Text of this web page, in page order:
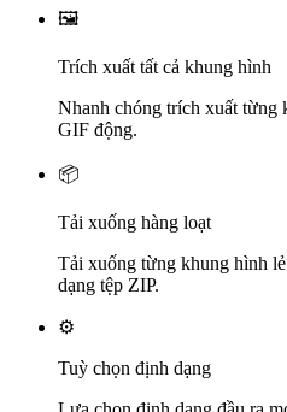
🖼️
Trích xuất tất cả khung hình
Nhanh chóng trích xuất từng
GIF động.
📦
Tải xuống hàng loạt
Tải xuống từng khung hình
dạng tệp ZIP.
⚙️
Tuỳ chọn định dạng